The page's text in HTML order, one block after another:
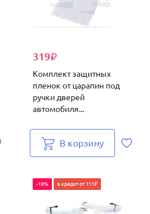
319₽
Комплект защитных
пленок от царапин под
ручки дверей
автомобиля...
В корзину
-19% в кредит от 111₽